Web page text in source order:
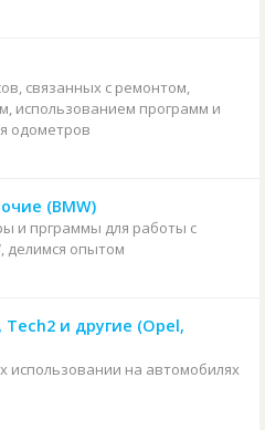
связанных с ремонтом,
использованием программ и
одометров
(BMW)
и прграммы для работы с
делимся опытом
Tech2 и другие (Opel,
использовании на автомобилях